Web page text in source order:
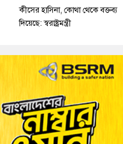
কীসের হাসিনা, কোথা থেকে বক্তব্য
দিয়েছে: স্বরাষ্ট্রমন্ত্রী